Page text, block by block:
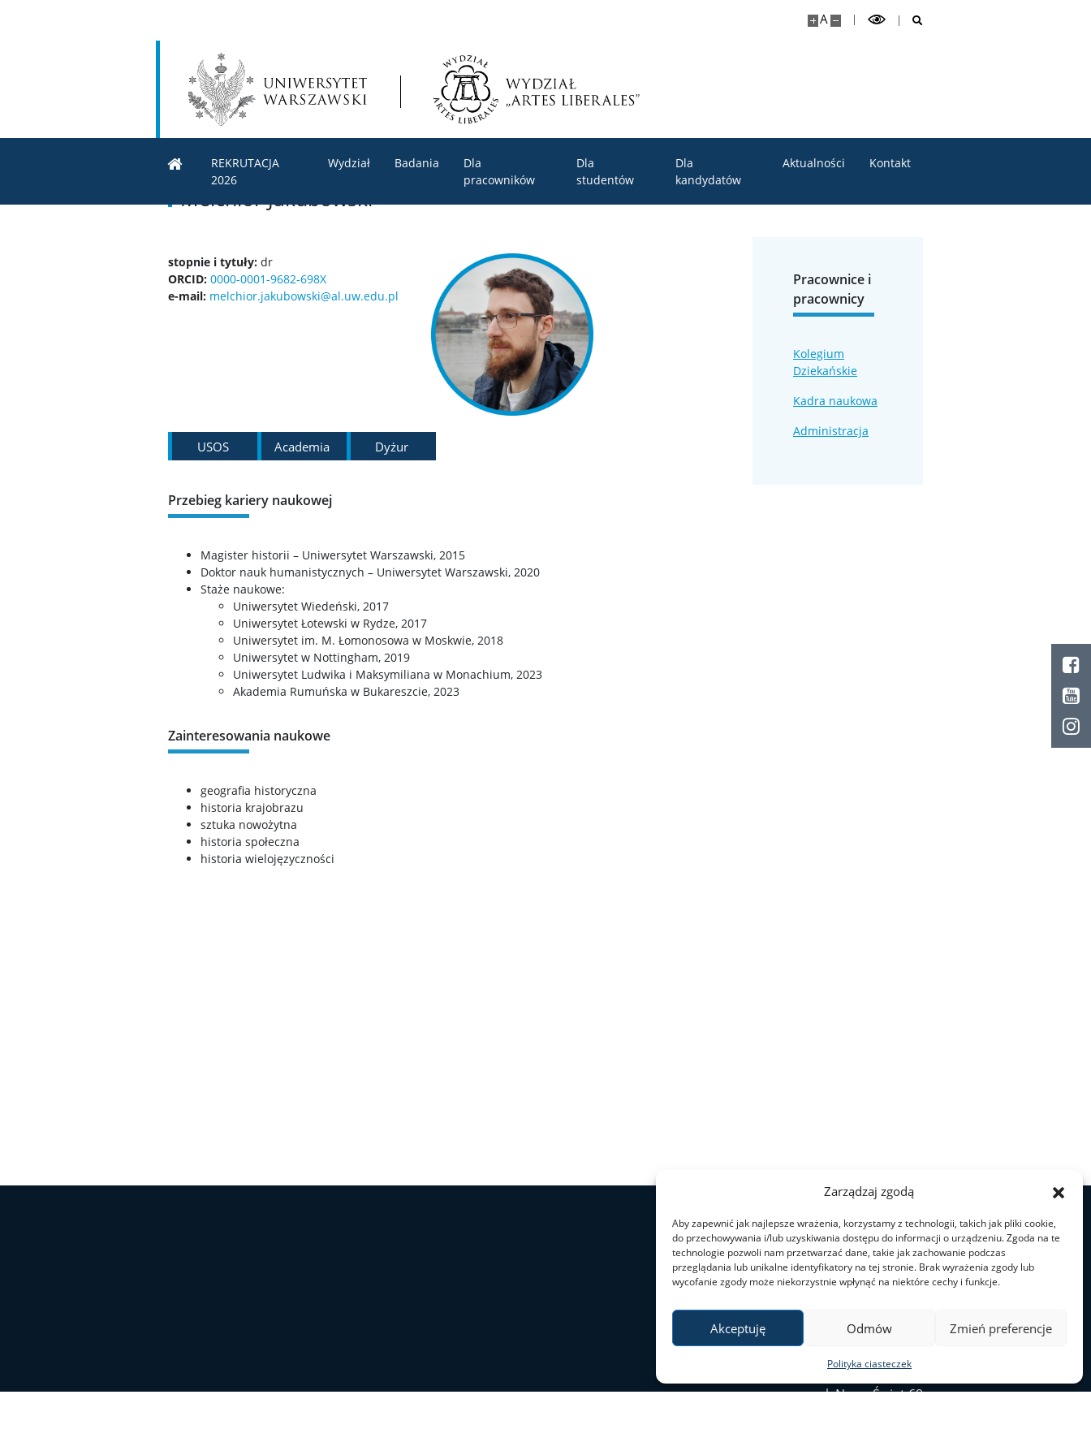
Zarządzaj zgodą
Aby zapewnić jak najlepsze wrażenia, korzystamy z technologii, takich jak pliki cookie,
do przechowywania i/lub uzyskiwania dostępu do informacji o urządzeniu. Zgoda na te
technologie pozwoli nam przetwarzać dane, takie jak zachowanie podczas
przeglądania lub unikalne identyfikatory na tej stronie. Brak wyrażenia zgody lub
wycofanie zgody może niekorzystnie wpłynąć na niektóre cechy i funkcje.
Akceptuję Odmów Zmień preferencje
Polityka ciasteczek
A
REKRUTACJA
2026
Wydział Badania
Dla
pracowników
Dla
studentów
Dla
kandydatów
Aktualności Kontakt
Melchior Jakubowski
stopnie i tytuły: dr
ORCID: 0000-0001-9682-698X
e-mail: melchior.jakubowski@al.uw.edu.pl
USOS Academia Dyżur
Przebieg kariery naukowej
Magister historii – Uniwersytet Warszawski, 2015
Doktor nauk humanistycznych – Uniwersytet Warszawski, 2020
Staże naukowe:
Uniwersytet Wiedeński, 2017
Uniwersytet Łotewski w Rydze, 2017
Uniwersytet im. M. Łomonosowa w Moskwie, 2018
Uniwersytet w Nottingham, 2019
Uniwersytet Ludwika i Maksymiliana w Monachium, 2023
Akademia Rumuńska w Bukareszcie, 2023
Zainteresowania naukowe
geografia historyczna
historia krajobrazu
sztuka nowożytna
historia społeczna
historia wielojęzyczności
Pracownice i
pracownicy
Kolegium
Dziekańskie
Kadra naukowa
Administracja
ul. Nowy Świat 69